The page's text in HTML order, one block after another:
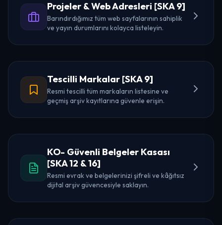
Projeler & Web Adresleri [SKA 9]
Barındırdığımız tüm web sayfalarının sahiplik
ve yayın durumlarını kolayca listeleyin.
Tescilli Markalar [SKA 9]
Resmi tescilli tüm markaların listesine ve
geçmiş arşiv kayıtlarına güvenle erişin.
KO- Güvenli Belgeler Kasası
[SKA 12 & 16]
Resmi evrak ve belgelerinizi şifreli ve kâğıtsız
dijital arşiv güvencesiyle saklayın.